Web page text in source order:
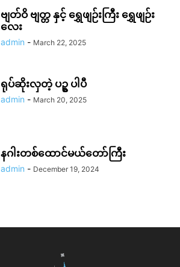
ဗျတ်ဝိ ဗျတ္တ နှင့် ရွှေဖျဉ်းကြီး ရွှေဖျဉ်း
လေး
admin - March 22, 2025
ရုပ်ဆိုးလှတဲ့ ပဥ္စ ပါပီ
admin - March 20, 2025
နဂါးတစ်ထောင်မယ်တော်ကြီး
admin - December 19, 2024